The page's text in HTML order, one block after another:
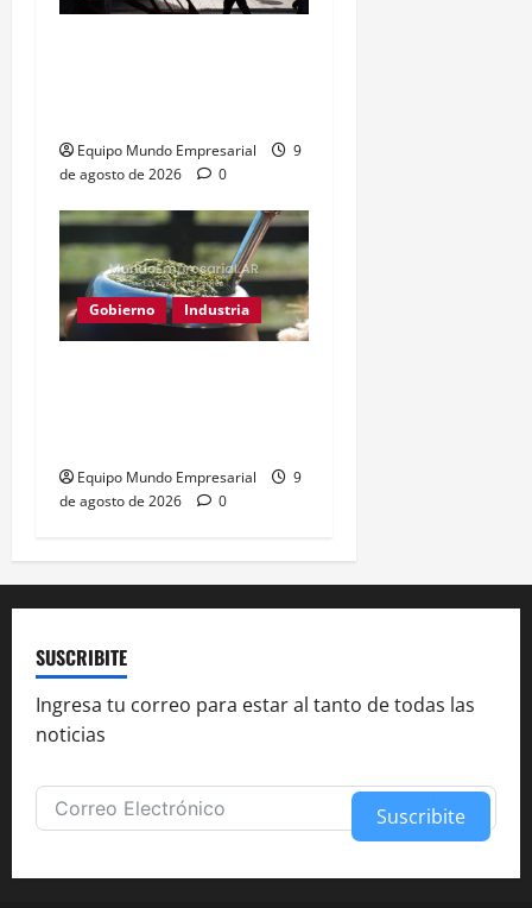
Equipo Mundo Empresarial
9
de agosto de 2026
0
Gobierno Industria
Equipo Mundo Empresarial
9
de agosto de 2026
0
SUSCRIBITE
Ingresa tu correo para estar al tanto de todas las
noticias
Suscribite